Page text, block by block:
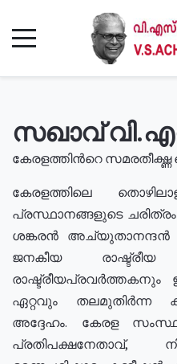
സഖാവ്
കേരളത്തിൻറെ
കേരളത്തിലെ
പ്രസ്ഥാനങ്ങളുടെ
ശങ്കരൻ അച്യുതാനന്ദൻ
ജനകീയ
രാഷ്ട്രീയപ്രവർത്തകനും
ഏറ്റവും തലമുതിർന്ന
അദ്ദേഹം. കേരള
പ്രതിപക്ഷനേതാവ്,